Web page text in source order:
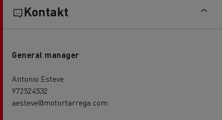
Kontakt
General manager
Antonio Esteve
972524532
aesteve@motortarrega.com